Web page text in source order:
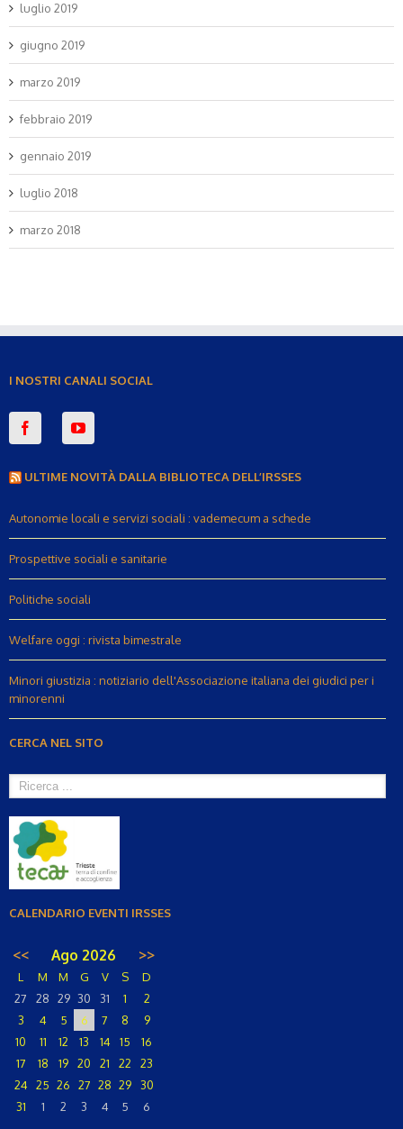
luglio 2019
giugno 2019
marzo 2019
febbraio 2019
gennaio 2019
luglio 2018
marzo 2018
I NOSTRI CANALI SOCIAL
ULTIME NOVITÀ DALLA BIBLIOTECA DELL’IRSSES
Autonomie locali e servizi sociali : vademecum a schede
Prospettive sociali e sanitarie
Politiche sociali
Welfare oggi : rivista bimestrale
Minori giustizia : notiziario dell'Associazione italiana dei giudici per i
minorenni
CERCA NEL SITO
CALENDARIO EVENTI IRSSES
<< Ago 2026 >>
L M M G V S
D
27
28 29 30 31 1
2
3
4 5 6 7 8
9
10
11 12 13 14 15
16
17
18 19 20 21 22
23
24
25 26 27 28 29
30
31
1 2 3 4 5 6